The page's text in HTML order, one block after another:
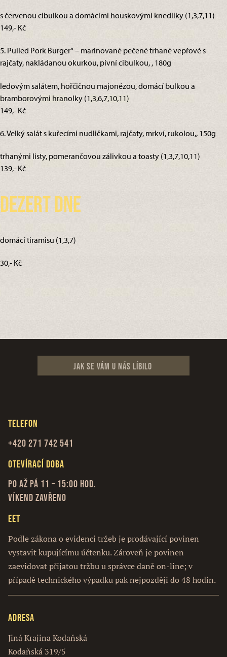
s červenou cibulkou a domácími houskovými knedlíky (1,3,7,11)
149,- Kč
5. Pulled Pork Burger“ – marinované pečené trhané vepřové s
rajčaty, nakládanou okurkou, pivní cibulkou, , 180g
ledovým salátem, hořčičnou majonézou, domácí bulkou a
bramborovými hranolky (1,3,6,7,10,11)
149,- Kč
6. Velký salát s kuřecími nudličkami, rajčaty, mrkví, rukolou,, 150g
trhanými listy, pomerančovou zálivkou a toasty (1,3,7,10,11)
139,- Kč
Dezert dne
domácí tiramisu (1,3,7)
30,- Kč
Jak se vám u nás líbilo
Telefon
+420 271 742 541
Otevírací doba
Po až Pá 11 – 15:00 hod.
Víkend zavřeno
EET
Podle zákona o evidenci tržeb je prodávající povinen
vystavit kupujícímu účtenku. Zároveň je povinen
zaevidovat přijatou tržbu u správce daně on-line; v
případě technického výpadku pak nejpozději do 48 hodin.
Adresa
Jiná Krajina Kodaňská
Kodaňská 319/5